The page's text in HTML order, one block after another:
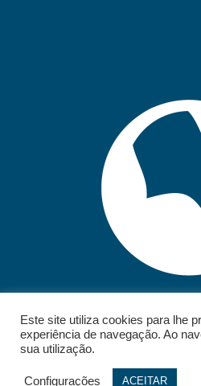
Este site utiliza cookies para lhe
experiência de navegação. Ao
sua utilização.
Configurações ACEITAR